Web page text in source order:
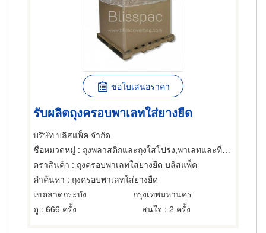
ขอใบเสนอราคา
รับผลิตถุงครอบพาเลทใส่ยางยืด
บริษัท บลิสแพ็ค จำกัด
ชื่อหมวดหมู่ : ถุงพลาสติกและถุงใสโปร่ง,พาเลทและที่รองเลื่อนกะบะ,วัสดุสำหรับบรรจุหีบห่อเพื่อการขนส่ง
ตราสินค้า : ถุงครอบพาเลทใส่ยางยืด บลิสแพ็ค
คำค้นหา : ถุงครอบพาเลทใส่ยางยืด
เขตลาดกระบัง
กรุงเทพมหานคร
ดู : 666 ครั้ง สนใจ : 2 ครั้ง